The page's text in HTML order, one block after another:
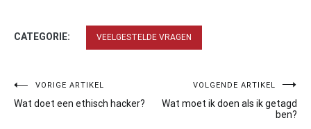
CATEGORIE: VEELGESTELDE VRAGEN
Bericht
navigatie
VORIGE ARTIKEL
Wat doet een ethisch hacker?
VOLGENDE ARTIKEL
Wat moet ik doen als ik getagd
ben?